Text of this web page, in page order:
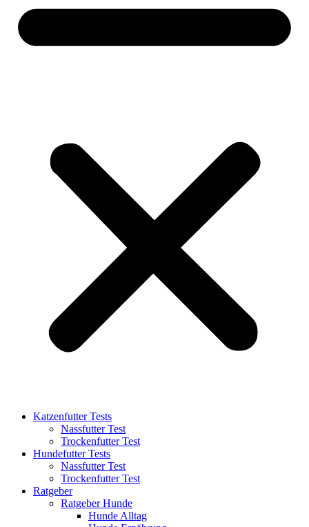
Katzenfutter Tests
Nassfutter Test
Trockenfutter Test
Hundefutter Tests
Nassfutter Test
Trockenfutter Test
Ratgeber
Ratgeber Hunde
Hunde Alltag